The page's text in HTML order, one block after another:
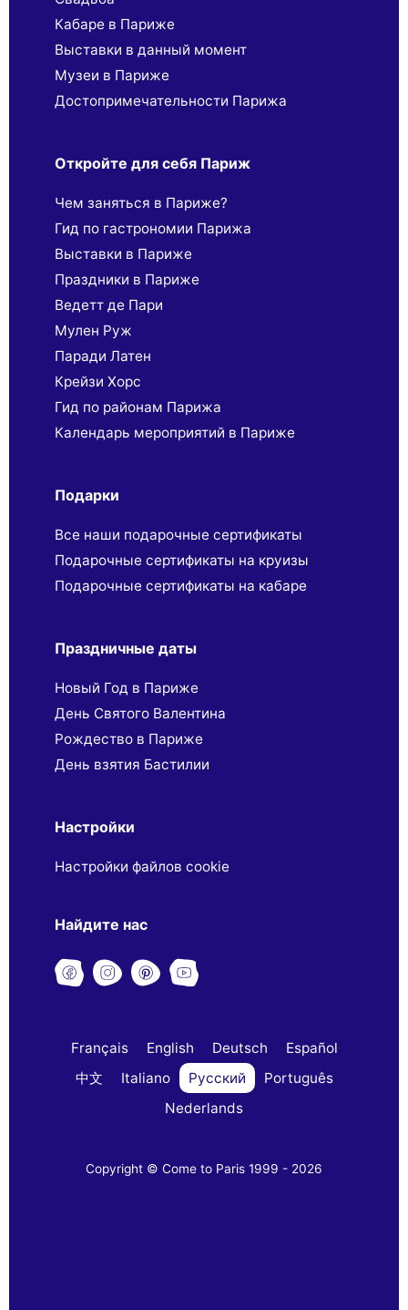
Кабаре в Париже
Выставки в данный момент
Музеи в Париже
Достопримечательности Парижа
Откройте для себя Париж
Чем заняться в Париже?
Гид по гастрономии Парижа
Выставки в Париже
Праздники в Париже
Ведетт де Пари
Мулен Руж
Паради Латен
Крейзи Хорс
Гид по районам Парижа
Календарь мероприятий в Париже
Подарки
Все наши подарочные сертификаты
Подарочные сертификаты на круизы
Подарочные сертификаты на кабаре
Праздничные даты
Новый Год в Париже
День Святого Валентина
Рождество в Париже
День взятия Бастилии
Настройки
Настройки файлов cookie
Найдите нас
Français English Deutsch
Español
中文
Italiano Русский
Português
Nederlands
Copyright © Come to Paris 1999 - 2026